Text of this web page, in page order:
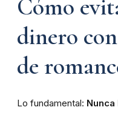
Cómo
dinero
de
Lo fundamental: